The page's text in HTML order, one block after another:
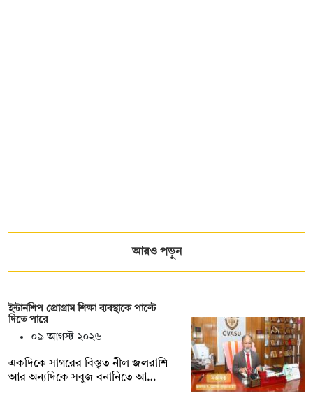
আরও পড়ুন
ইন্টার্নশিপ প্রোগ্রাম শিক্ষা ব্যবস্থাকে পাল্টে
দিতে পারে
০৯ আগস্ট ২০২৬
একদিকে সাগরের বিস্তৃত নীল জলরাশি
আর অন্যদিকে সবুজ বনানিতে আ…